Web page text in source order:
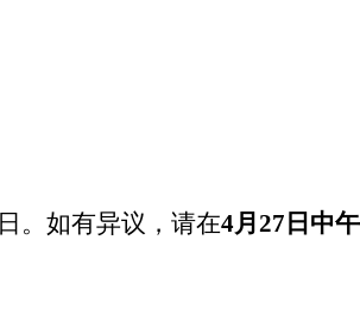
日。如有异议，请在4月27 日中午